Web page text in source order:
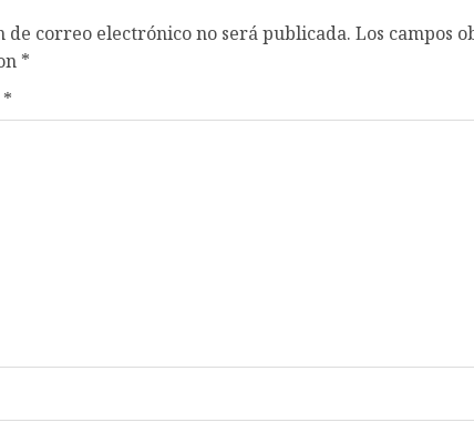
de correo electrónico no será publicada. Los campos
*
*